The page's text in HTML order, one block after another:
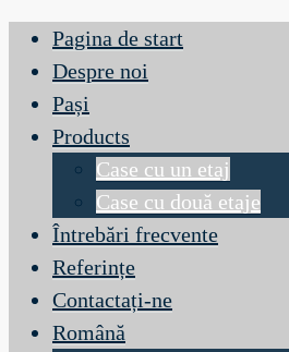
Pagina de start
Despre noi
Pași
Products
Case cu un etaj
Case cu două etaje
Întrebări frecvente
Referințe
Contactați-ne
Română